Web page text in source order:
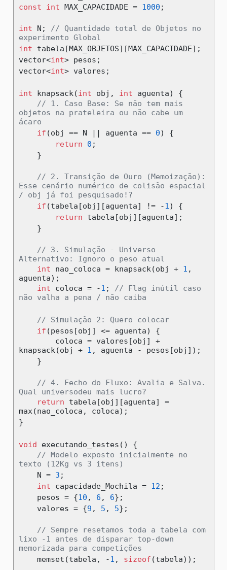
const
int MAX_CAPACIDADE = 1000 ;
int N ;
// Quantidade total de Objetos no
experimento Global
int tabela [MAX_OBJETOS][MAX_CAPACIDADE];
vector<int> pesos ;
vector<int> valores ;
int knapsack(int obj , int aguenta)
{
// 1. Caso Base: Se não tem mais
objetos na prateleira ou não cabe um
ácaro
if (obj == N || aguenta == 0)
{
return
0 ;
}
// 2. Transição de Ouro (Memoização):
Esse cenário numérico de colisão espacial
/ obj já foi pesquisado!?
if (tabela [obj ][aguenta] != -1)
{
return tabela [obj ][aguenta];
}
// 3. Simulação - Universo
Alternativo: Ignoro o peso atual
int nao_coloca = knapsack(obj + 1 ,
aguenta);
int coloca = -1 ;
// Flag inútil caso
não valha a pena / não caiba
// Simulação 2: Quero colocar
if (pesos [obj ] <= aguenta)
{
        coloca
= valores [obj ]
+
knapsack(obj + 1 , aguenta - pesos [obj ]);
}
// 4. Fecho do Fluxo: Avalia e Salva.
Qual universodeu mais lucro?
return tabela [obj ][aguenta]
=
max(nao_coloca , coloca);
}
void executando_testes ()
{
// Modelo exposto inicialmente no
texto (12Kg vs 3 itens)
    N
= 3 ;
int capacidade_Mochila = 12 ;
    pesos
= {10 , 6 , 6};
    valores
= {9 , 5 , 5};
// Sempre resetamos toda a tabela com
lixo -1 antes de disparar top-down
memorizada para competições
    memset
(tabela , -1 , sizeof (tabela));